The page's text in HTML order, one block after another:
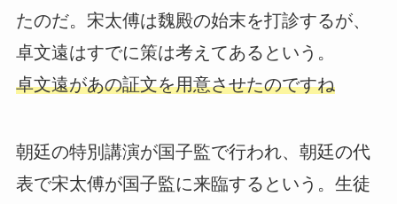
たのだ。宋太傅は魏殿の始末を打診するが、
卓文遠はすでに策は考えてあるという。
卓文遠があの証文を用意させたのですね
朝廷の特別講演が国子監で行われ、朝廷の代
表で宋太傅が国子監に来臨するという。生徒